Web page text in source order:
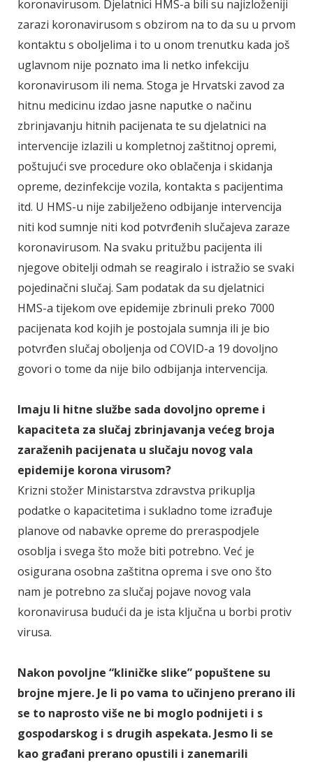
koronavirusom. Djelatnici HMS-a bili su najizloženiji
zarazi koronavirusom s obzirom na to da su u prvom
kontaktu s oboljelima i to u onom trenutku kada još
uglavnom nije poznato ima li netko infekciju
koronavirusom ili nema. Stoga je Hrvatski zavod za
hitnu medicinu izdao jasne naputke o načinu
zbrinjavanju hitnih pacijenata te su djelatnici na
intervencije izlazili u kompletnoj zaštitnoj opremi,
poštujući sve procedure oko oblačenja i skidanja
opreme, dezinfekcije vozila, kontakta s pacijentima
itd. U HMS-u nije zabilježeno odbijanje intervencija
niti kod sumnje niti kod potvrđenih slučajeva zaraze
koronavirusom. Na svaku pritužbu pacijenta ili
njegove obitelji odmah se reagiralo i istražio se svaki
pojedinačni slučaj. Sam podatak da su djelatnici
HMS-a tijekom ove epidemije zbrinuli preko 7000
pacijenata kod kojih je postojala sumnja ili je bio
potvrđen slučaj oboljenja od COVID-a 19 dovoljno
govori o tome da nije bilo odbijanja intervencija.
Imaju li hitne službe sada dovoljno opreme i
kapaciteta za slučaj zbrinjavanja većeg broja
zaraženih pacijenata u slučaju novog vala
epidemije korona virusom?
Krizni stožer Ministarstva zdravstva prikuplja
podatke o kapacitetima i sukladno tome izrađuje
planove od nabavke opreme do preraspodjele
osoblja i svega što može biti potrebno. Već je
osigurana osobna zaštitna oprema i sve ono što
nam je potrebno za slučaj pojave novog vala
koronavirusa budući da je ista ključna u borbi protiv
virusa.
Nakon povoljne “kliničke slike” popuštene su
brojne mjere. Je li po vama to učinjeno prerano ili
se to naprosto više ne bi moglo podnijeti i s
gospodarskog i s drugih aspekata. Jesmo li se
kao građani prerano opustili i zanemarili